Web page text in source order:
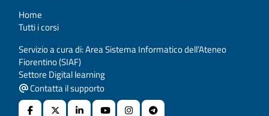
Home
Tutti i corsi
Servizio a cura di: Area Sistema Informatico dell’Ateneo
Fiorentino (SIAF)
Settore Digital learning
Contatta il supporto